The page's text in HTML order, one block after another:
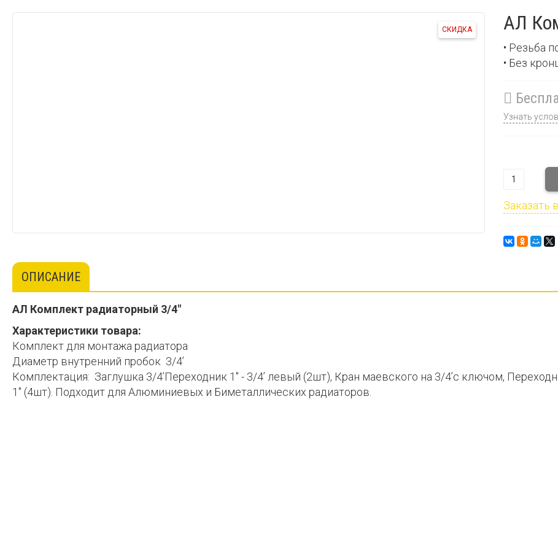
СКИДКА АЛ
• Резьба
• Без
Узнать
Заказать
ОПИСАНИЕ
АЛ Комплект радиаторный 3/4"
Характеристики товара:
Комплект для монтажа радиатора
Диаметр внутренний пробок 3/4’
Комплектация: Заглушка 3/4’Переходник 1" - 3/4’ левый (2шт), Кран маевского на 3/4’с ключом,
1" (4шт). Подходит для Алюминиевых и Биметаллических радиаторов.